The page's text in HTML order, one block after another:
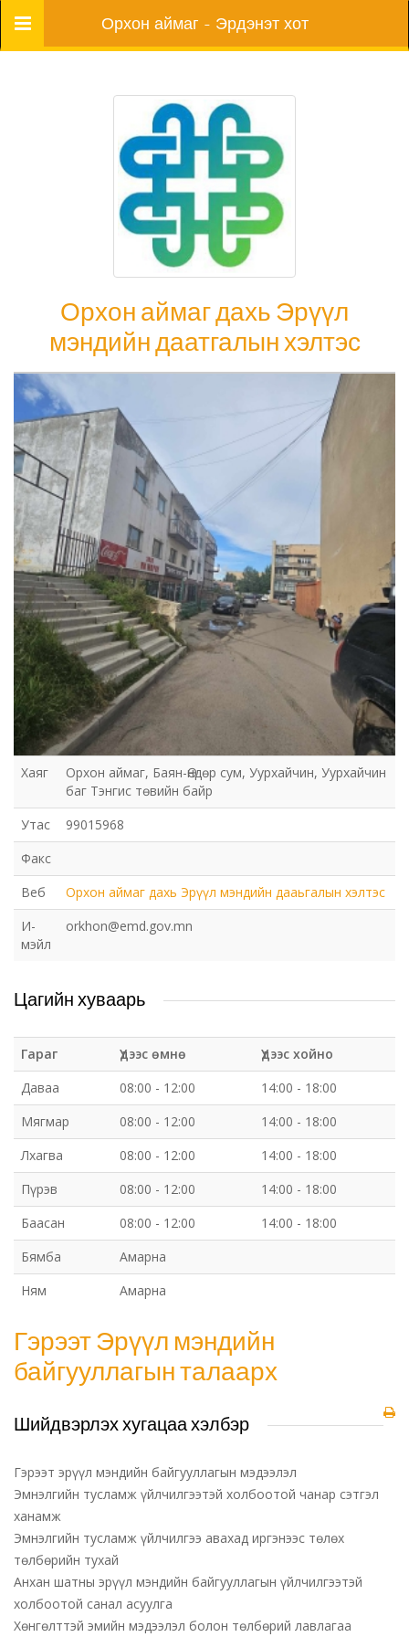
Цэс Орхон аймаг - Эрдэнэт хот
Орхон аймаг дахь Эрүүл
мэндийн даатгалын хэлтэс
хэлтэс
Хаяг
Орхон аймаг, Баян-Өндөр сум, Уурхайчин, Уурхайчин
баг Тэнгис төвийн байр
Утас
99015968
Факс
Веб
Орхон аймаг дахь Эрүүл мэндийн дааьгалын хэлтэс
И-
мэйл
orkhon@emd.gov.mn
Цагийн хуваарь
Гараг Үдээс өмнө
Үдээс хойно
Даваа
08:00 - 12:00
14:00 - 18:00
Мягмар
08:00 - 12:00
14:00 - 18:00
Лхагва
08:00 - 12:00
14:00 - 18:00
Пүрэв
08:00 - 12:00
14:00 - 18:00
Баасан
08:00 - 12:00
14:00 - 18:00
Бямба
Амарна
Ням
Амарна
Гэрээт Эрүүл мэндийн
байгууллагын талаарх
Шийдвэрлэх хугацаа хэлбэр
Гэрээт эрүүл мэндийн байгууллагын мэдээлэл
Эмнэлгийн тусламж үйлчилгээтэй холбоотой чанар сэтгэл
ханамж
Эмнэлгийн тусламж үйлчилгээ авахад иргэнээс төлөх
төлбөрийн тухай
Анхан шатны эрүүл мэндийн байгууллагын үйлчилгээтэй
холбоотой санал асуулга
Хөнгөлттэй эмийн мэдээлэл болон төлбөрий лавлагаа